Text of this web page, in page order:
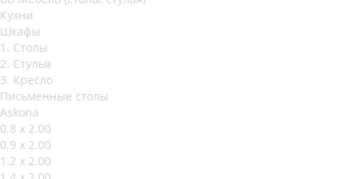
Кухни
Шкафы
1. Столы
2. Стулья
3. Кресло
Письменные столы
Askona
0.8 х 2.00
0.9 х 2.00
1.2 х 2.00